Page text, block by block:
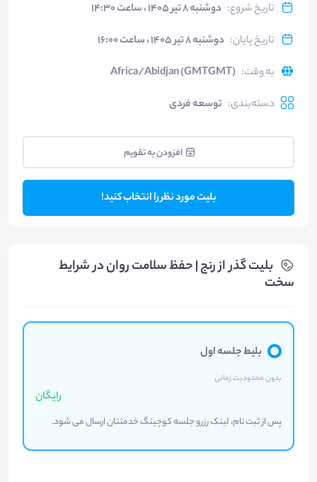
تاریخ شروع: دوشنبه ۸ تیر ۱۴۰۵ ، ساعت ۱۴:۳۰
تاریخ پایان: دوشنبه ۸ تیر ۱۴۰۵ ، ساعت ۱۶:۰۰
به وقت:
Africa/Abidjan (GMTGMT)
دسته‌بندی: توسعه فردی
افزودن به تقویم
بلیت مورد نظر را انتخاب کنید!
بلیت‌ گذر از رنج | حفظ سلامت روان در شرایط
سخت
بلیط جلسه اول
بدون محدودیت زمانی
رایگان
پس از ثبت نام، لینک رزرو جلسه کوچینگ خدمتتان ارسال می شود.